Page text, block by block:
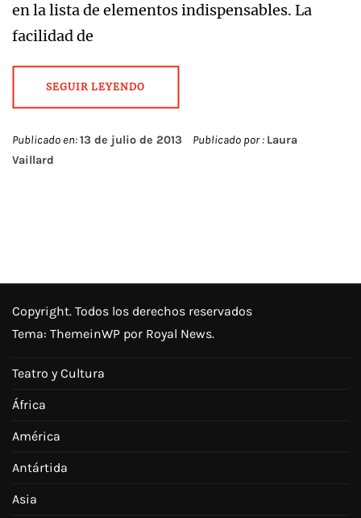
en la lista de elementos indispensables. La
facilidad de
SEGUIR LEYENDO
Publicado en:13 de julio de 2013 Publicado por : Laura
Vaillard
Copyright. Todos los derechos reservados
Tema: ThemeinWP por Royal News.
Teatro y Cultura
África
América
Antártida
Asia